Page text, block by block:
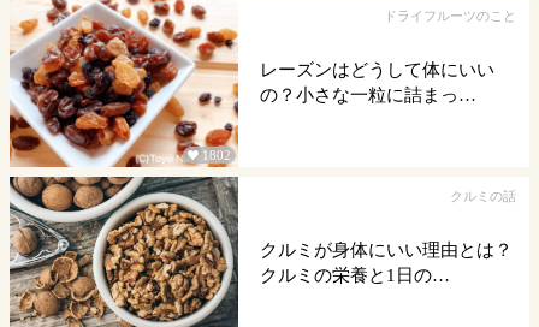
 1802
ドライフルーツのこと
レーズンはどうして体にいい
の？小さな一粒に詰まっ…
クルミの話
クルミが身体にいい理由とは？
クルミの栄養と1日の…